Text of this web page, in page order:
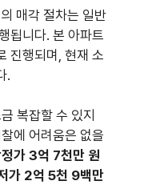
매각 절차는 일반
됩니다. 본 아파트
진행되며, 현재 소
.
복잡할 수 있지
에 어려움은 없을
가 3억 7천만 원
가 2억 5천 9백만